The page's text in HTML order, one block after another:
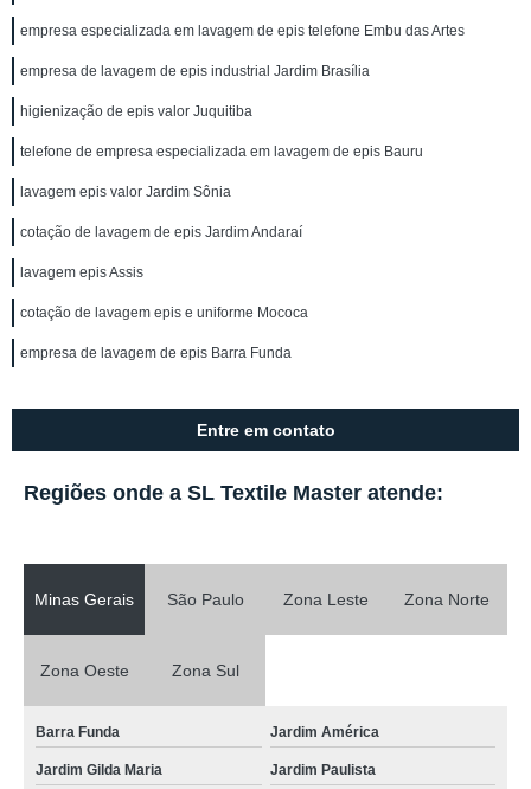
empresa especializada em lavagem de epis telefone Embu das Artes
empresa de lavagem de epis industrial Jardim Brasília
higienização de epis valor Juquitiba
telefone de empresa especializada em lavagem de epis Bauru
lavagem epis valor Jardim Sônia
cotação de lavagem de epis Jardim Andaraí
lavagem epis Assis
cotação de lavagem epis e uniforme Mococa
empresa de lavagem de epis Barra Funda
Entre em contato
Regiões onde a SL Textile Master atende:
Minas Gerais São Paulo Zona Leste Zona Norte
Zona Oeste Zona Sul
Barra Funda Jardim América
Jardim Gilda Maria Jardim Paulista